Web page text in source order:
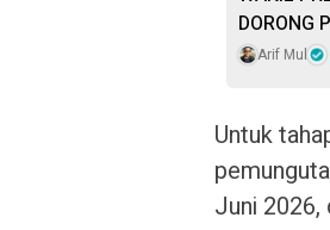
DORONG
Arif Mul
Untuk
Juni 2026,